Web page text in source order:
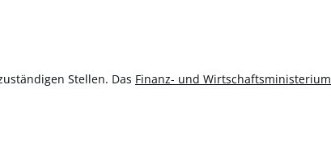
Stellen. Das Finanz- und Wirtschaftsministerium